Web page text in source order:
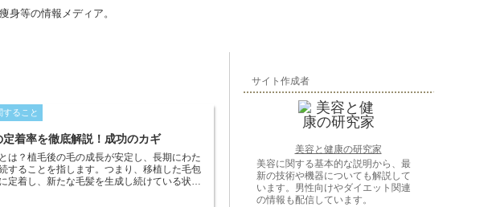
身等の情報メディア。
すること
定着率を徹底解説！成功のカギ
は？植毛後の毛の成長が安定し、長期にわた
することを指します。つまり、移植した毛包
定着し、新たな毛髪を生成し続けている状態
サイト作成者
美容と健康の研究家
美容に関する基本的な説明から、最
新の技術や機器についても解説して
います。男性向けやダイエット関連
の情報も配信しています。